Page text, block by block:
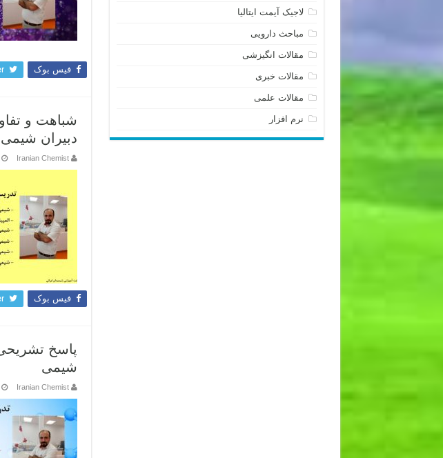
فیس بوک
شباهت و
دبیران شیمی
Iranian Chemist
فیس بوک
شیمی
Iranian Chemist
لاجیک آیمت ایتالیا
مباحث دارویی
مقالات انگیزشی
مقالات خبری
مقالات علمی
نرم افزار